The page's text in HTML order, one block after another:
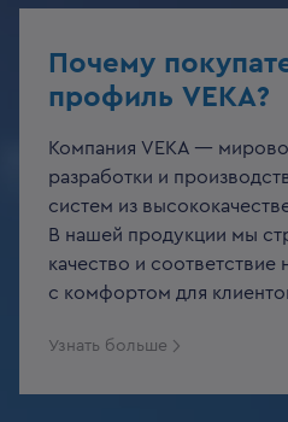
Почему
профиль VEKA?
Компания VEKA —
разработки и
систем из
В нашей продукции мы
качество и соответствие
с комфортом для
Узнать больше